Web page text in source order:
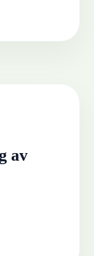
av